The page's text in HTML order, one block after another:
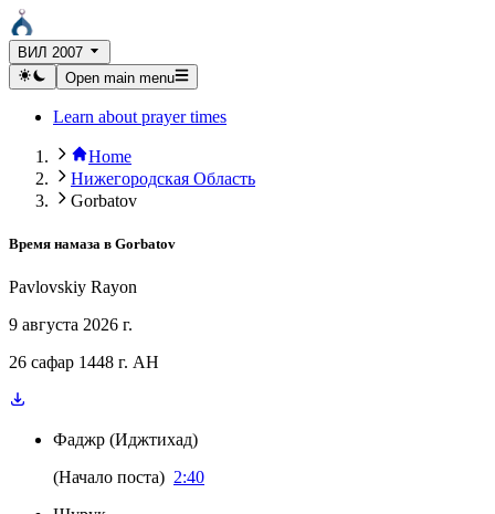
ВИЛ 2007
Open main menu
Learn about prayer times
Home
Нижегородская Область
Gorbatov
Время намаза в Gorbatov
Pavlovskiy Rayon
9 августа 2026 г.
26 сафар 1448 г. AH
Фаджр (Иджтихад)
(Начало поста) 2:40